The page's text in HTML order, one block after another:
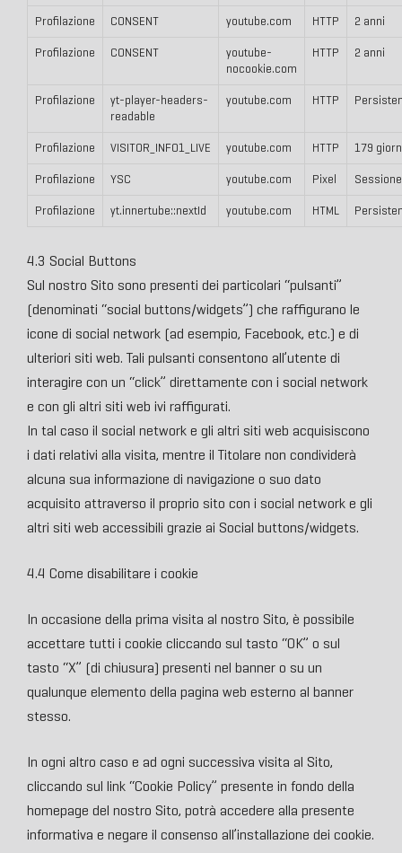
Profilazione CONSENT youtube.com HTTP 2 anni
Profilazione CONSENT
youtube-
nocookie.com
HTTP 2 anni
Profilazione
yt-player-headers-
readable
youtube.com HTTP
Profilazione VISITOR_INFO1_LIVE youtube.com HTTP 179
Profilazione YSC youtube.com Pixel Sessione
Profilazione yt.innertube::nextId youtube.com HTML
4.3 Social Buttons
Sul nostro Sito sono presenti dei particolari “pulsanti”
(denominati “social buttons/widgets”) che raffigurano le
icone di social network (ad esempio, Facebook, etc.) e di
ulteriori siti web. Tali pulsanti consentono all’utente di
interagire con un “click” direttamente con i social network
e con gli altri siti web ivi raffigurati.
In tal caso il social network e gli altri siti web acquisiscono
i dati relativi alla visita, mentre il Titolare non condividerà
alcuna sua informazione di navigazione o suo dato
acquisito attraverso il proprio sito con i social network e gli
altri siti web accessibili grazie ai Social buttons/widgets.
4.4 Come disabilitare i cookie
In occasione della prima visita al nostro Sito, è possibile
accettare tutti i cookie cliccando sul tasto “OK” o sul
tasto “X” (di chiusura) presenti nel banner o su un
qualunque elemento della pagina web esterno al banner
stesso.
In ogni altro caso e ad ogni successiva visita al Sito,
cliccando sul link “Cookie Policy” presente in fondo della
homepage del nostro Sito, potrà accedere alla presente
informativa e negare il consenso all’installazione dei cookie.